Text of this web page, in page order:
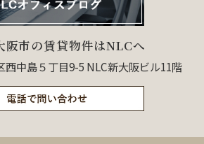
阪市の賃貸物件はNLCへ
西中島５丁目9-5 NLC新大阪ビル11階